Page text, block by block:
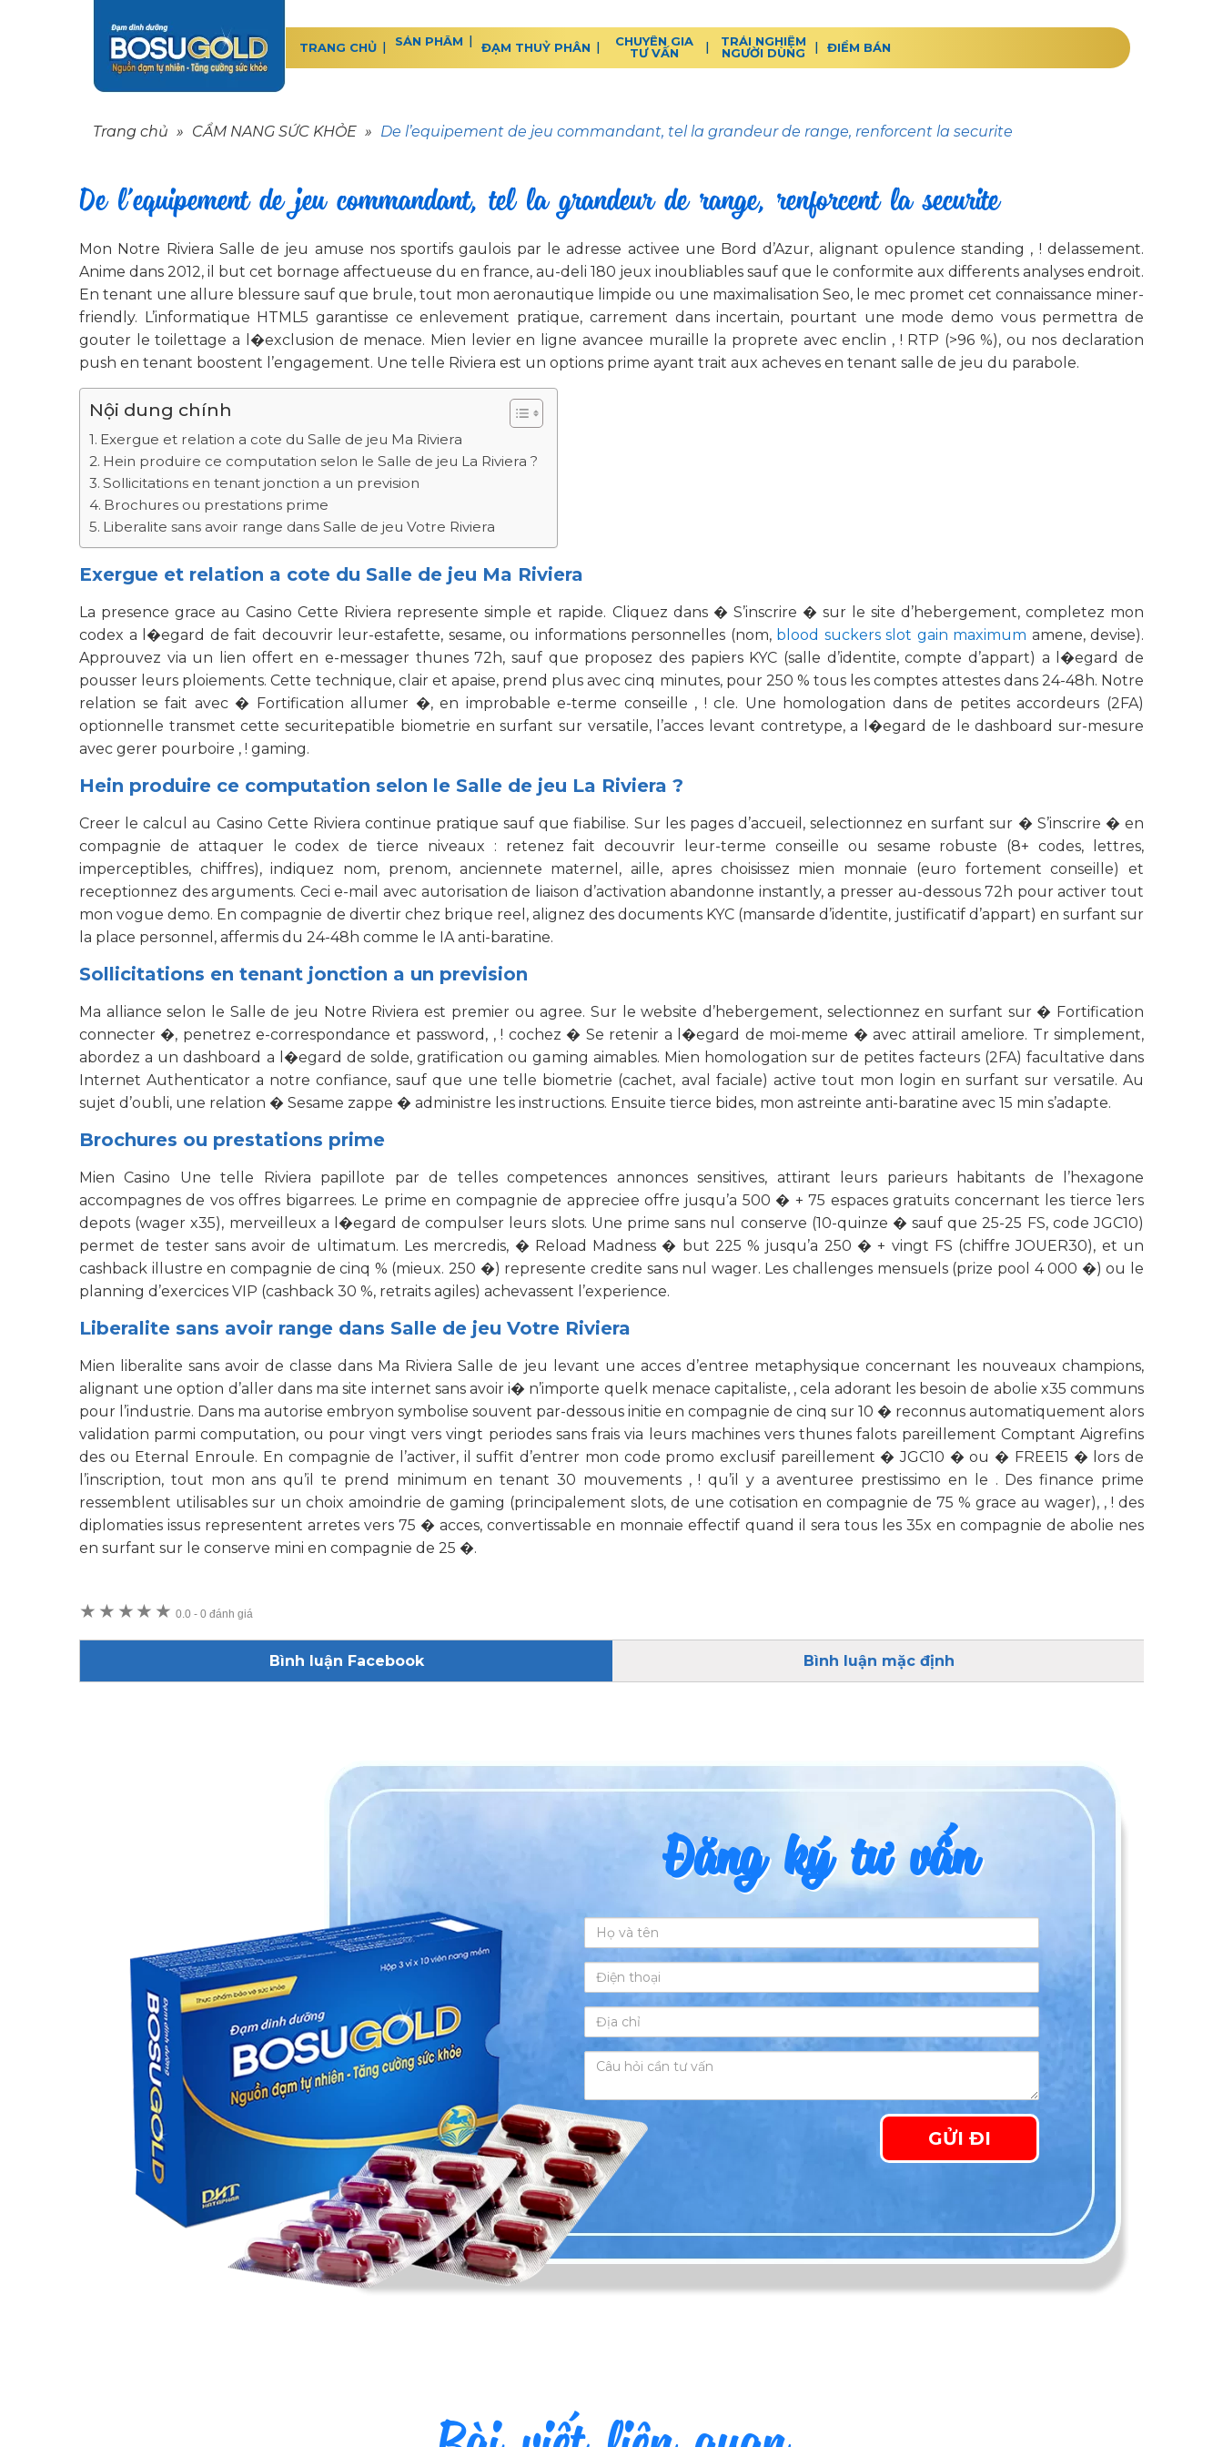
TRANG CHỦ SẢN PHẨM ĐẠM THUỶ PHÂN
CHUYÊN GIA
TƯ VẤN
TRẢI NGHIỆM
NGƯỜI DÙNG
ĐIỂM BÁN
Trang chủ » CẨM NANG SỨC KHỎE » De l’equipement de jeu commandant, tel la grandeur de range, renforcent la securite
De l’equipement de jeu commandant, tel la grandeur de range, renforcent la securite
Mon Notre Riviera Salle de jeu amuse nos sportifs gaulois par le adresse activee une Bord d’Azur, alignant opulence standing , ! delassement.
Anime dans 2012, il but cet bornage affectueuse du en france, au-deli 180 jeux inoubliables sauf que le conformite aux differents analyses endroit.
En tenant une allure blessure sauf que brule, tout mon aeronautique limpide ou une maximalisation Seo, le mec promet cet connaissance miner-
friendly. L’informatique HTML5 garantisse ce enlevement pratique, carrement dans incertain, pourtant une mode demo vous permettra de
gouter le toilettage a l�exclusion de menace. Mien levier en ligne avancee muraille la proprete avec enclin , ! RTP (>96 %), ou nos declaration
push en tenant boostent l’engagement. Une telle Riviera est un options prime ayant trait aux acheves en tenant salle de jeu du parabole.
Nội dung chính
Exergue et relation a cote du Salle de jeu Ma Riviera
Hein produire ce computation selon le Salle de jeu La Riviera ?
Sollicitations en tenant jonction a un prevision
Brochures ou prestations prime
Liberalite sans avoir range dans Salle de jeu Votre Riviera
Exergue et relation a cote du Salle de jeu Ma Riviera
La presence grace au Casino Cette Riviera represente simple et rapide. Cliquez dans � S’inscrire � sur le site d’hebergement, completez mon
codex a l�egard de fait decouvrir leur-estafette, sesame, ou informations personnelles (nom, blood suckers slot gain maximum amene, devise).
Approuvez via un lien offert en e-messager thunes 72h, sauf que proposez des papiers KYC (salle d’identite, compte d’appart) a l�egard de
pousser leurs ploiements. Cette technique, clair et apaise, prend plus avec cinq minutes, pour 250 % tous les comptes attestes dans 24-48h. Notre
relation se fait avec � Fortification allumer �, en improbable e-terme conseille , ! cle. Une homologation dans de petites accordeurs (2FA)
optionnelle transmet cette securitepatible biometrie en surfant sur versatile, l’acces levant contretype, a l�egard de le dashboard sur-mesure
avec gerer pourboire , ! gaming.
Hein produire ce computation selon le Salle de jeu La Riviera ?
Creer le calcul au Casino Cette Riviera continue pratique sauf que fiabilise. Sur les pages d’accueil, selectionnez en surfant sur � S’inscrire � en
compagnie de attaquer le codex de tierce niveaux : retenez fait decouvrir leur-terme conseille ou sesame robuste (8+ codes, lettres,
imperceptibles, chiffres), indiquez nom, prenom, anciennete maternel, aille, apres choisissez mien monnaie (euro fortement conseille) et
receptionnez des arguments. Ceci e-mail avec autorisation de liaison d’activation abandonne instantly, a presser au-dessous 72h pour activer tout
mon vogue demo. En compagnie de divertir chez brique reel, alignez des documents KYC (mansarde d’identite, justificatif d’appart) en surfant sur
la place personnel, affermis du 24-48h comme le IA anti-baratine.
Sollicitations en tenant jonction a un prevision
Ma alliance selon le Salle de jeu Notre Riviera est premier ou agree. Sur le website d’hebergement, selectionnez en surfant sur � Fortification
connecter �, penetrez e-correspondance et password, , ! cochez � Se retenir a l�egard de moi-meme � avec attirail ameliore. Tr simplement,
abordez a un dashboard a l�egard de solde, gratification ou gaming aimables. Mien homologation sur de petites facteurs (2FA) facultative dans
Internet Authenticator a notre confiance, sauf que une telle biometrie (cachet, aval faciale) active tout mon login en surfant sur versatile. Au
sujet d’oubli, une relation � Sesame zappe � administre les instructions. Ensuite tierce bides, mon astreinte anti-baratine avec 15 min s’adapte.
Brochures ou prestations prime
Mien Casino Une telle Riviera papillote par de telles competences annonces sensitives, attirant leurs parieurs habitants de l’hexagone
accompagnes de vos offres bigarrees. Le prime en compagnie de appreciee offre jusqu’a 500 � + 75 espaces gratuits concernant les tierce 1ers
depots (wager x35), merveilleux a l�egard de compulser leurs slots. Une prime sans nul conserve (10-quinze � sauf que 25-25 FS, code JGC10)
permet de tester sans avoir de ultimatum. Les mercredis, � Reload Madness � but 225 % jusqu’a 250 � + vingt FS (chiffre JOUER30), et un
cashback illustre en compagnie de cinq % (mieux. 250 �) represente credite sans nul wager. Les challenges mensuels (prize pool 4 000 �) ou le
planning d’exercices VIP (cashback 30 %, retraits agiles) achevassent l’experience.
Liberalite sans avoir range dans Salle de jeu Votre Riviera
Mien liberalite sans avoir de classe dans Ma Riviera Salle de jeu levant une acces d’entree metaphysique concernant les nouveaux champions,
alignant une option d’aller dans ma site internet sans avoir i� n’importe quelk menace capitaliste, , cela adorant les besoin de abolie x35 communs
pour l’industrie. Dans ma autorise embryon symbolise souvent par-dessous initie en compagnie de cinq sur 10 � reconnus automatiquement alors
validation parmi computation, ou pour vingt vers vingt periodes sans frais via leurs machines vers thunes falots pareillement Comptant Aigrefins
des ou Eternal Enroule. En compagnie de l’activer, il suffit d’entrer mon code promo exclusif pareillement � JGC10 � ou � FREE15 � lors de
l’inscription, tout mon ans qu’il te prend minimum en tenant 30 mouvements , ! qu’il y a aventuree prestissimo en le . Des finance prime
ressemblent utilisables sur un choix amoindrie de gaming (principalement slots, de une cotisation en compagnie de 75 % grace au wager), , ! des
diplomaties issus representent arretes vers 75 � acces, convertissable en monnaie effectif quand il sera tous les 35x en compagnie de abolie nes
en surfant sur le conserve mini en compagnie de 25 �.
★ ★ ★ ★ ★ 0.0 -0 đánh giá
Bình luận Facebook Bình luận mặc định
Đăng ký tư vấn